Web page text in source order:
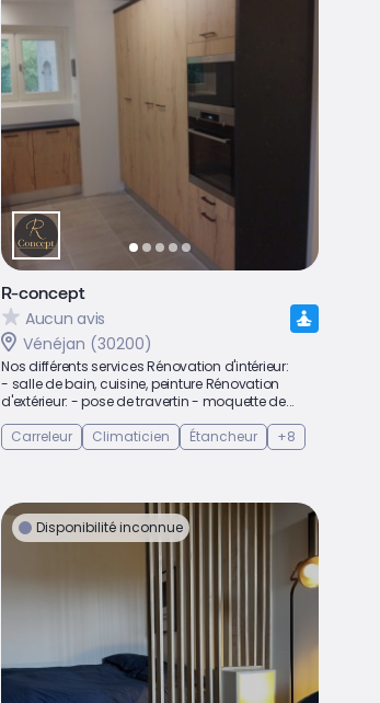
R-concept
Aucun avis
Vénéjan (30200)
Nos différents services Rénovation d'intérieur:
- salle de bain, cuisine, peinture Rénovation
d'extérieur: - pose de travertin - moquette de...
Carreleur
Climaticien Étancheur +8
Disponibilité inconnue